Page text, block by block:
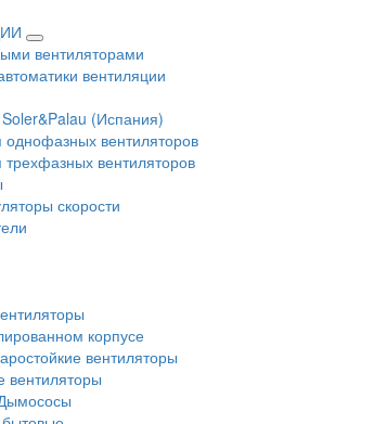
вентиляторами
вентиляции
(Испания)
однофазных вентиляторов
трехфазных вентиляторов
скорости
корпусе
вентиляторы